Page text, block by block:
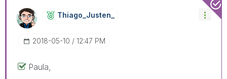
Thiago_Justen_
‎2018-05-10 12:47 PM
Paula,